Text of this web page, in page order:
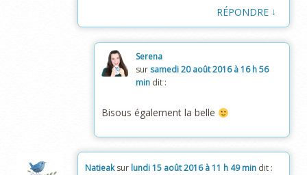
RÉPONDRE ↓
Serena
sur samedi 20 août 2016 à 16 h 56
min dit :
Bisous également la belle
Natieaksur lundi 15 août 2016 à 11 h 49 min dit :